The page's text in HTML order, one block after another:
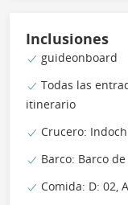
Inclusiones
guideonboard
Todas las
itinerario
Crucero:
Barco: Barco
Comida: D: 02,